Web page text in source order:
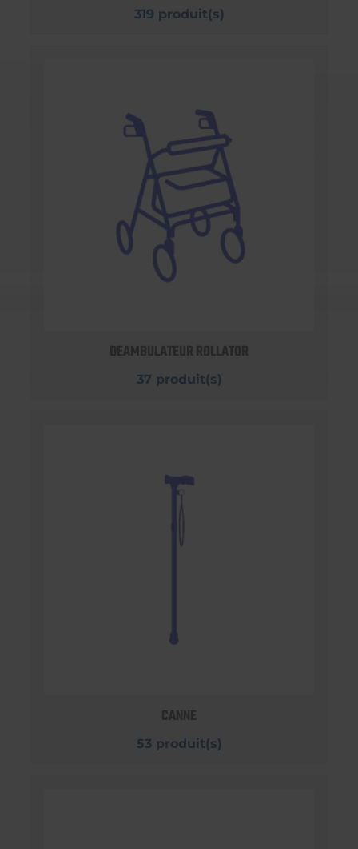
319 produit(s)
DEAMBULATEUR ROLLATOR
37 produit(s)
CANNE
53 produit(s)